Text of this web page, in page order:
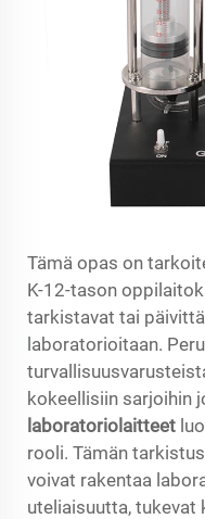
Tämä opas on
K-12-tason
tarkistavat tai
laboratorioitaan.
kokeellisiin sarjoihin
laboratoriolaitteet
rooli. Tämän
voivat rakentaa
uteliaisuutta, tukevat